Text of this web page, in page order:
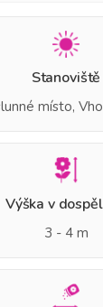
Stanoviště
místo,
Výška v
3 - 4 m